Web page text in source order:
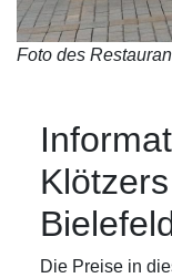
Foto des
Die Preise in